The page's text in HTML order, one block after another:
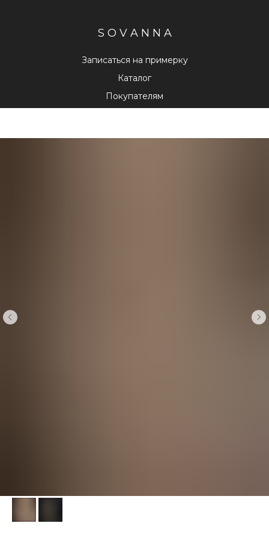
S O V A N N A
Каталог
Покупателям
Записаться на примерку